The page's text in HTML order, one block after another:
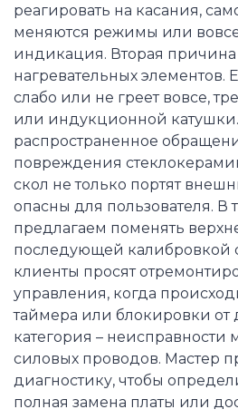
реагировать на касания,
меняются режимы или
индикация. Вторая причина
нагревательных элементов.
слабо или не греет вовсе,
или индукционной катушки.
распространенное
повреждения
скол не только портят
опасны для пользователя. В
предлагаем поменять
последующей калибровкой
клиенты просят
управления, когда
таймера или блокировки от
категория – неисправности
силовых проводов. Мастер
диагностику, чтобы
полная замена платы или